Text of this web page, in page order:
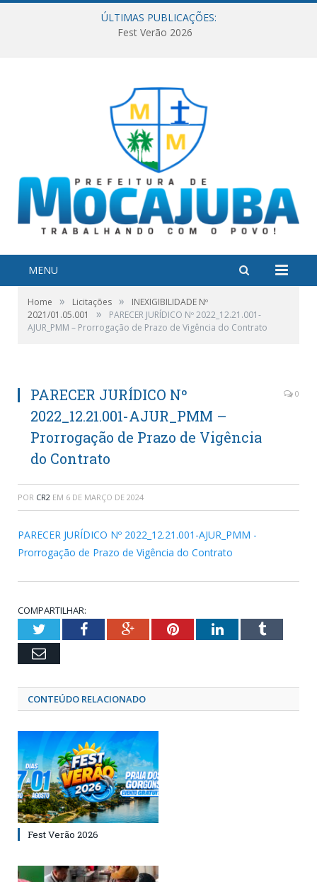
ÚLTIMAS PUBLICAÇÕES:
Fest Verão 2026
MENU
Home » Licitações »
INEXIGIBILIDADE Nº
2021/01.05.001
»
PARECER JURÍDICO Nº 2022_12.21.001-
AJUR_PMM – Prorrogação de Prazo de Vigência do Contrato
PARECER JURÍDICO Nº
2022_12.21.001-AJUR_PMM –
Prorrogação de Prazo de Vigência
do Contrato
0
POR CR2 EM 6 DE MARÇO DE 2024
PARECER JURÍDICO Nº 2022_12.21.001-AJUR_PMM -
Prorrogação de Prazo de Vigência do Contrato
COMPARTILHAR:
TwitterFacebookGoogle+PinterestLinkedInTumblr
Email
CONTEÚDO RELACIONADO
Fest Verão 2026